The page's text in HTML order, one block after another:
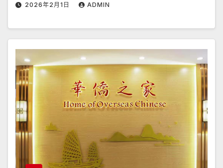
2026年2月1日 ADMIN